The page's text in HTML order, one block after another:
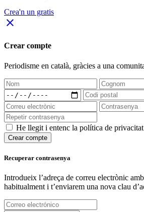
Crea'n un gratis
close
Crear compte
Periodisme en català, gràcies a una
He llegit i entenc la política de privacitat
Crear compte
Recuperar contrasenya
Introdueix l’adreça de correu electrònic
habitualment i t’enviarem una nova clau